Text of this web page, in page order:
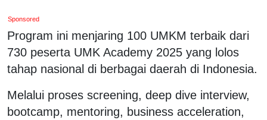
Sponsored
Program ini menjaring 100 UMKM terbaik dari
730 peserta UMK Academy 2025 yang lolos
tahap nasional di berbagai daerah di Indonesia.
Melalui proses screening, deep dive interview,
bootcamp, mentoring, business acceleration,